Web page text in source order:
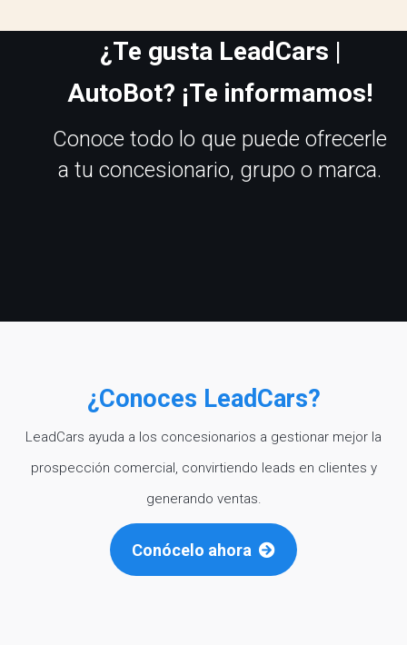
¿Te gusta LeadCars |
AutoBot? ¡Te informamos!
Conoce todo lo que puede ofrecerle
a tu concesionario, grupo o marca.
¿Conoces LeadCars?
LeadCars ayuda a los concesionarios a gestionar mejor la
prospección comercial, convirtiendo leads en clientes y
generando ventas.
Conócelo ahora